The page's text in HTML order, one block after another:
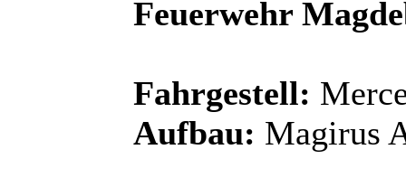
Feuerwehr
Fahrgestell:
Aufbau: Magirus